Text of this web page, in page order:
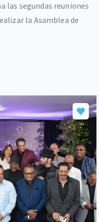
las segundas reuniones
la Asamblea de